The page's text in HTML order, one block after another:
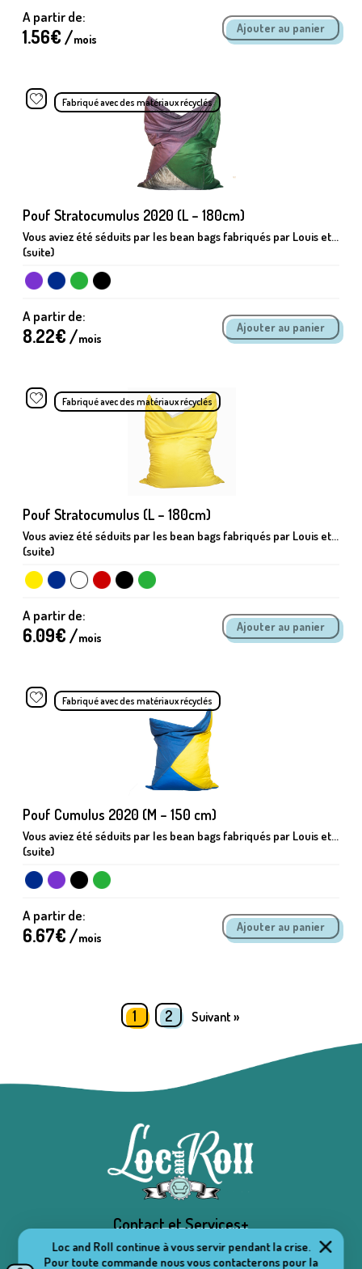
Loc and Roll continue à vous servir pendant la crise.
Pour toute commande nous vous contacterons pour la
A partir de:
1.56€ /mois
Fabriqué avec des matériaux récyclés
Pouf Stratocumulus 2020 (L – 180cm)
Vous aviez été séduits par les bean bags fabriqués par Louis et...
(suite)
A partir de:
8.22€ /mois
Fabriqué avec des matériaux récyclés
Pouf Stratocumulus (L – 180cm)
Vous aviez été séduits par les bean bags fabriqués par Louis et...
(suite)
A partir de:
6.09€ /mois
Fabriqué avec des matériaux récyclés
Pouf Cumulus 2020 (M – 150 cm)
Vous aviez été séduits par les bean bags fabriqués par Louis et...
(suite)
A partir de:
6.67€ /mois
1 2 Suivant »
Contact et Services+